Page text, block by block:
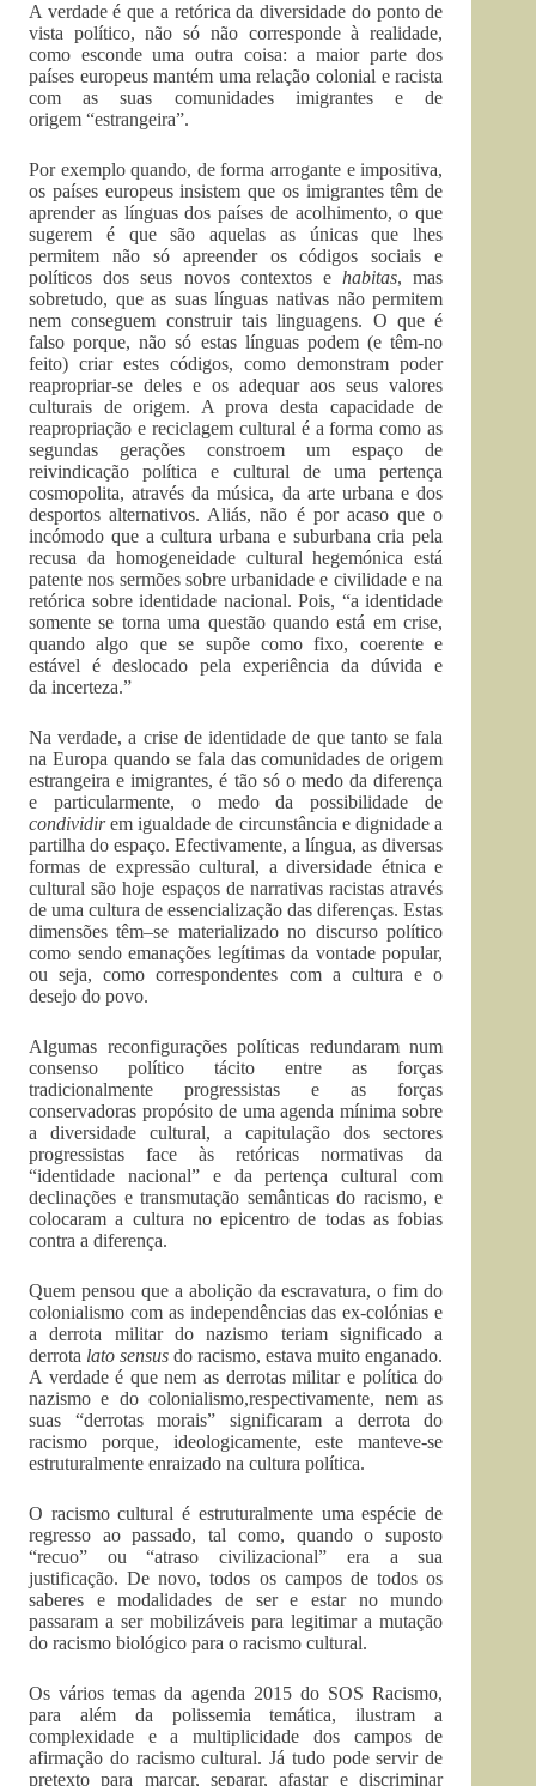
A verdade é que a retórica da diversidade do ponto de
vista político, não só não corresponde à realidade,
como esconde uma outra coisa: a maior parte dos
países europeus mantém uma relação colonial e racista
com as suas comunidades imigrantes e de
origem “estrangeira”.
Por exemplo quando, de forma arrogante e impositiva,
os países europeus insistem que os imigrantes têm de
aprender as línguas dos países de acolhimento, o que
sugerem é que são aquelas as únicas que lhes
permitem não só apreender os códigos sociais e
políticos dos seus novos contextos ehabitas, mas
sobretudo, que as suas línguas nativas não permitem
nem conseguem construir tais linguagens. O que é
falso porque, não só estas línguas podem (e têm-no
feito) criar estes códigos, como demonstram poder
reapropriar-se deles e os adequar aos seus valores
culturais de origem. A prova desta capacidade de
reapropriação e reciclagem cultural é a forma como as
segundas gerações constroem um espaço de
reivindicação política e cultural de uma pertença
cosmopolita, através da música, da arte urbana e dos
desportos alternativos. Aliás, não é por acaso que o
incómodo que a cultura urbana e suburbana cria pela
recusa da homogeneidade cultural hegemónica está
patente nos sermões sobre urbanidade e civilidade e na
retórica sobre identidade nacional. Pois, “a identidade
somente se torna uma questão quando está em crise,
quando algo que se supõe como fixo, coerente e
estável é deslocado pela experiência da dúvida e
da incerteza.”
Na verdade, a crise de identidade de que tanto se fala
na Europa quando se fala das comunidades de origem
estrangeira e imigrantes, é tão só o medo da diferença
e particularmente, o medo da possibilidade de
condividirem igualdade de circunstância e dignidade a
partilha do espaço. Efectivamente, a língua, as diversas
formas de expressão cultural, a diversidade étnica e
cultural são hoje espaços de narrativas racistas através
de uma cultura de essencialização das diferenças. Estas
dimensões têm–se materializado no discurso político
como sendo emanações legítimas da vontade popular,
ou seja, como correspondentes com a cultura e o
desejo do povo.
Algumas reconfigurações políticas redundaram num
consenso político tácito entre as forças
tradicionalmente progressistas e as forças
conservadoras propósito de uma agenda mínima sobre
a diversidade cultural, a capitulação dos sectores
progressistas face às retóricas normativas da
“identidade nacional” e da pertença cultural com
declinações e transmutação semânticas do racismo, e
colocaram a cultura no epicentro de todas as fobias
contra a diferença.
Quem pensou que a abolição da escravatura, o fim do
colonialismo com as independências das ex-colónias e
a derrota militar do nazismo teriam significado a
derrota lato sensus do racismo, estava muito enganado.
A verdade é que nem as derrotas militar e política do
nazismo e do colonialismo,respectivamente, nem as
suas “derrotas morais” significaram a derrota do
racismo porque, ideologicamente, este manteve-se
estruturalmente enraizado na cultura política.
O racismo cultural é estruturalmente uma espécie de
regresso ao passado, tal como, quando o suposto
“recuo” ou “atraso civilizacional” era a sua
justificação. De novo, todos os campos de todos os
saberes e modalidades de ser e estar no mundo
passaram a ser mobilizáveis para legitimar a mutação
do racismo biológico para o racismo cultural.
Os vários temas da agenda 2015 do SOS Racismo,
para além da polissemia temática, ilustram a
complexidade e a multiplicidade dos campos de
afirmação do racismo cultural. Já tudo pode servir de
pretexto para marcar, separar, afastar e discriminar